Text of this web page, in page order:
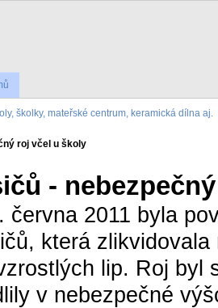
školky, mateřské centrum, keramická dílna aj.
roj včel u školy
-
června 2011 byla
která
lip. Roj byl
v nebezpečné